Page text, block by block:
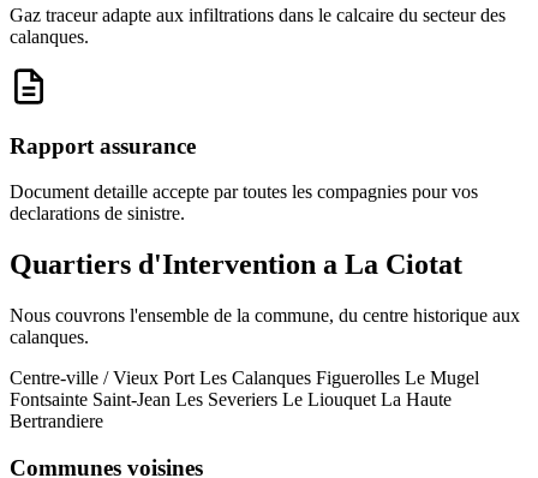
Gaz traceur adapte aux infiltrations dans le calcaire du secteur des
calanques.
Rapport assurance
Document detaille accepte par toutes les compagnies pour vos
declarations de sinistre.
Quartiers d'Intervention a La Ciotat
Nous couvrons l'ensemble de la commune, du centre historique aux
calanques.
Centre-ville / Vieux Port Les Calanques Figuerolles Le Mugel
Fontsainte Saint-Jean Les Severiers Le Liouquet La Haute
Bertrandiere
Communes voisines